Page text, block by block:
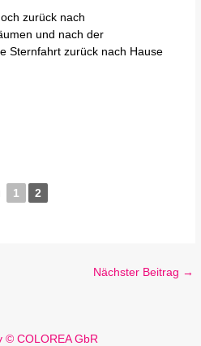
zurück nach
und nach der
Sternfahrt zurück nach Hause
1 2
Nächster Beitrag →
© COLOREA GbR